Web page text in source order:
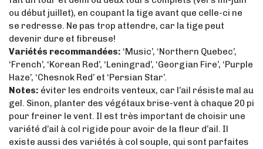
ou début juillet), en coupant la tige avant que celle-ci ne
se redresse. Ne pas trop attendre, car la tige peut
devenir dure et fibreuse!
Variétés recommandées: ‘Music’, ‘Northern Quebec’,
‘French’, ‘Korean Red’, ‘Leningrad’, ‘Georgian Fire’, ‘Purple
Haze’, ‘Chesnok Red’ et ‘Persian Star’.
Notes: éviter les endroits venteux, car l’ail résiste mal au
gel. Sinon, planter des végétaux brise-vent à chaque 20 pi
pour freiner le vent. Il est très important de choisir une
variété d’ail à col rigide pour avoir de la fleur d’ail. Il
existe aussi des variétés à col souple, qui sont parfaites